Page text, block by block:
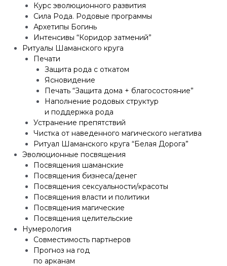
Курс эволюционного развития
Сила Рода. Родовые программы
Архетипы Богинь
Интенсивы “Коридор затмений”
Ритуалы Шаманского круга
Печати
Защита рода с откатом
Ясновидение
Печать “Защита дома + благосостояние”
Наполнение родовых структур
и поддержка рода
Устранение препятствий
Чистка от наведенного магического негатива
Ритуал Шаманского круга “Белая Дорога”
Эволюционные посвящения
Посвящения шаманские
Посвящения бизнеса/денег
Посвящения сексуальности/красоты
Посвящения власти и политики
Посвящения магические
Посвящения целительские
Нумерология
Совместимость партнеров
Прогноз на год
по арканам